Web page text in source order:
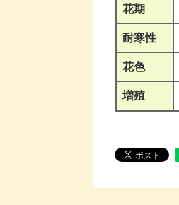
花期
耐寒性
花色
増殖